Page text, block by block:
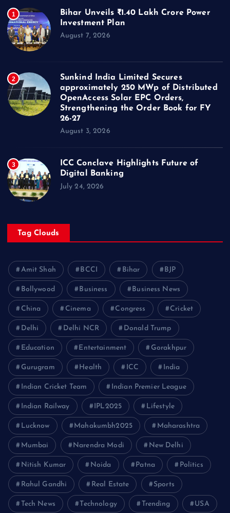
1
Bihar Unveils ₹1.40 Lakh Crore Power
Investment Plan
August 7, 2026
2
Sunkind India Limited Secures
approximately 250 MWp of Distributed
OpenAccess Solar EPC Orders,
Strengthening the Order Book for FY
26-27
August 3, 2026
3
ICC Conclave Highlights Future of
Digital Banking
July 24, 2026
Tag Clouds
Amit Shah BCCI Bihar BJP
Bollywood Business Business News
China Cinema Congress Cricket
Delhi Delhi NCR Donald Trump
Education Entertainment Gorakhpur
Gurugram Health ICC India
Indian Cricket Team Indian Premier League
Indian Railway IPL2025 Lifestyle
Lucknow Mahakumbh2025 Maharashtra
Mumbai Narendra Modi New Delhi
Nitish Kumar Noida Patna Politics
Rahul Gandhi Real Estate Sports
Tech News Technology Trending USA